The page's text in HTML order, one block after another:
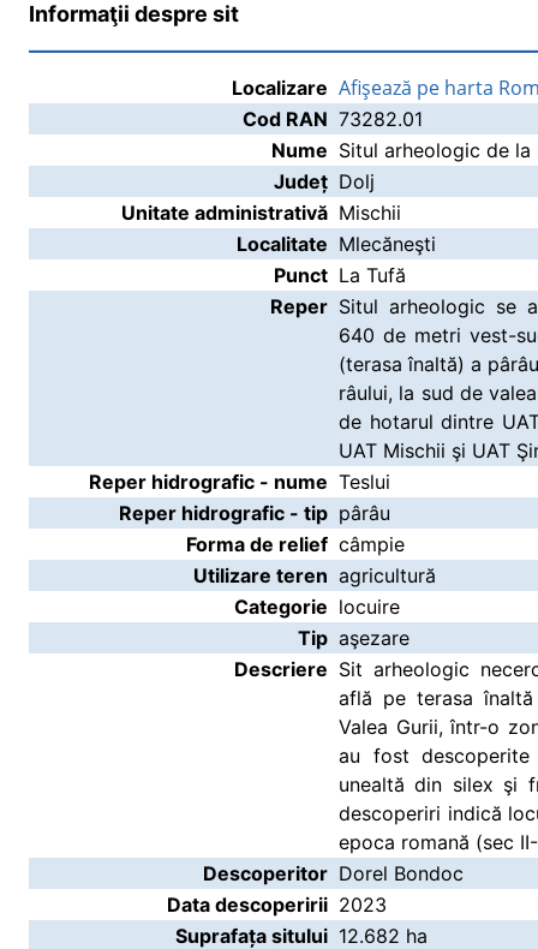
Informaţii despre sit
Localizare Afişează pe harta
Cod RAN 73282.01
Nume Situl arheologic de
Județ Dolj
Unitate administrativă Mischii
Localitate Mlecăneşti
Punct La Tufă
Reper Situl arheologic se
640 de metri vest-
(terasa înaltă) a
râului, la sud de
de hotarul dintre
UAT Mischii şi UAT
Reper hidrografic - nume Teslui
Reper hidrografic - tip pârâu
Forma de relief câmpie
Utilizare teren agricultură
Categorie locuire
Tip aşezare
Descriere Sit arheologic
află pe terasa
Valea Gurii, într-o
au fost descoperite
unealtă din silex şi
descoperiri indică
epoca romană (sec
Descoperitor Dorel Bondoc
Data descoperirii 2023
Suprafața sitului 12.682 ha